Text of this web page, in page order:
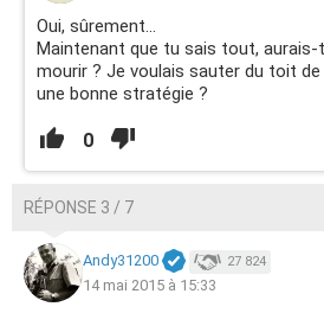
Oui, sûrement...
Maintenant que tu sais tout, aurais-
mourir ? Je voulais sauter du toit
une bonne stratégie ?
0
RÉPONSE 3 / 7
Andy31200 27 824
14 mai 2015 à 15:33